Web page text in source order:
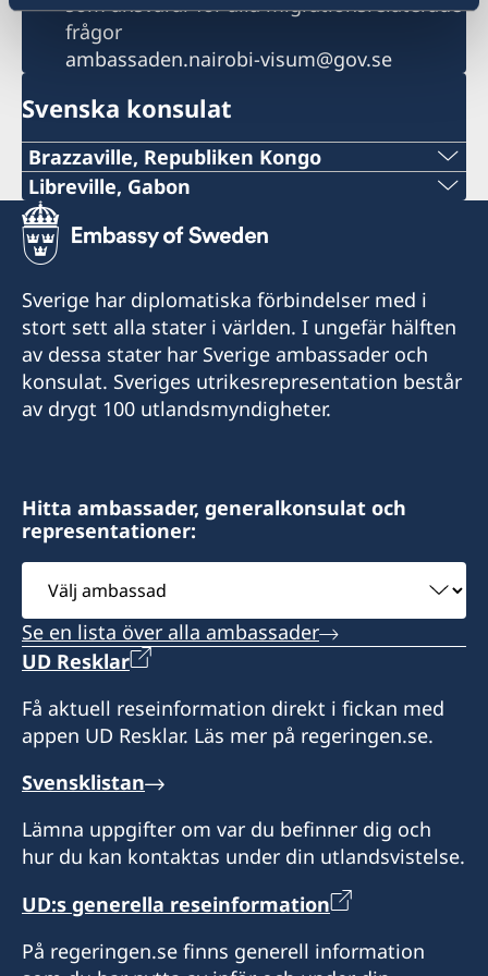
frågor
ambassaden.nairobi-visum@gov.se
Svenska konsulat
Brazzaville, Republiken Kongo
Frågor hänvisas till
ambassaden.kinshasa@gov.se
Libreville, Gabon
Tel:
+241 (0) 65498787
E-post:
swedenlbv@gmail.com
Besöksadress:
Honorärkonsul
Wilhelmina Van De Ven
Sverige har diplomatiska förbindelser med i
stort sett alla stater i världen. I ungefär hälften
av dessa stater har Sverige ambassader och
konsulat. Sveriges utrikesrepresentation består
av drygt 100 utlandsmyndigheter.
Hitta ambassader, generalkonsulat och
representationer:
Välj
ambassad
Se en lista över alla ambassader
UD Resklar
Få aktuell reseinformation direkt i fickan med
appen UD Resklar. Läs mer på regeringen.se.
Svensklistan
Lämna uppgifter om var du befinner dig och
hur du kan kontaktas under din utlandsvistelse.
UD:s generella reseinformation
På regeringen.se finns generell information